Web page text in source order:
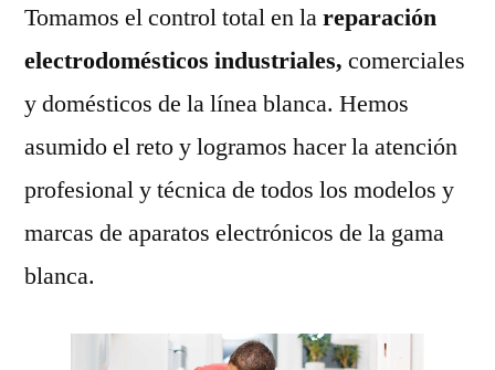
Tomamos el control total en lareparación
electrodomésticos industriales, comerciales
y domésticos de la línea blanca. Hemos
asumido el reto y logramos hacer la atención
profesional y técnica de todos los modelos y
marcas de aparatos electrónicos de la gama
blanca.